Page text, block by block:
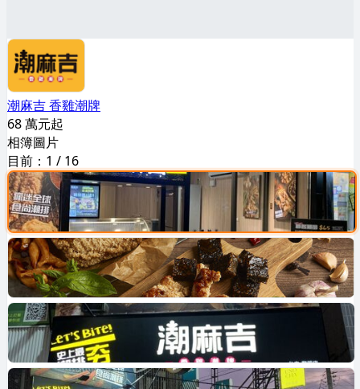
潮麻吉 香雞潮牌
68 萬元起
相簿圖片
目前： 1 / 16